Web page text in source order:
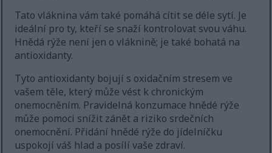
Tato vláknina vám také pomáhá cítit se déle sytí. Je
ideální pro ty, kteří se snaží kontrolovat svou váhu.
Hnědá rýže není jen o vláknině; je také bohatá na
antioxidanty.
Tyto antioxidanty bojují s oxidačním stresem ve
vašem těle, který může vést k chronickým
onemocněním. Pravidelná konzumace hnědé rýže
může pomoci snížit zánět a riziko srdečních
onemocnění. Přidání hnědé rýže do jídelníčku
uspokojí váš hlad a posílí vaše zdraví.